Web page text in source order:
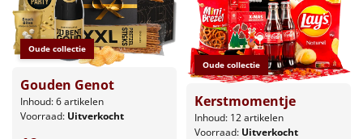
Oude collectie
Gouden Genot
Inhoud: 6 artikelen
Voorraad: Uitverkocht
Oude collectie
Kerstmomentje
Inhoud: 12 artikelen
Voorraad: Uitverkocht